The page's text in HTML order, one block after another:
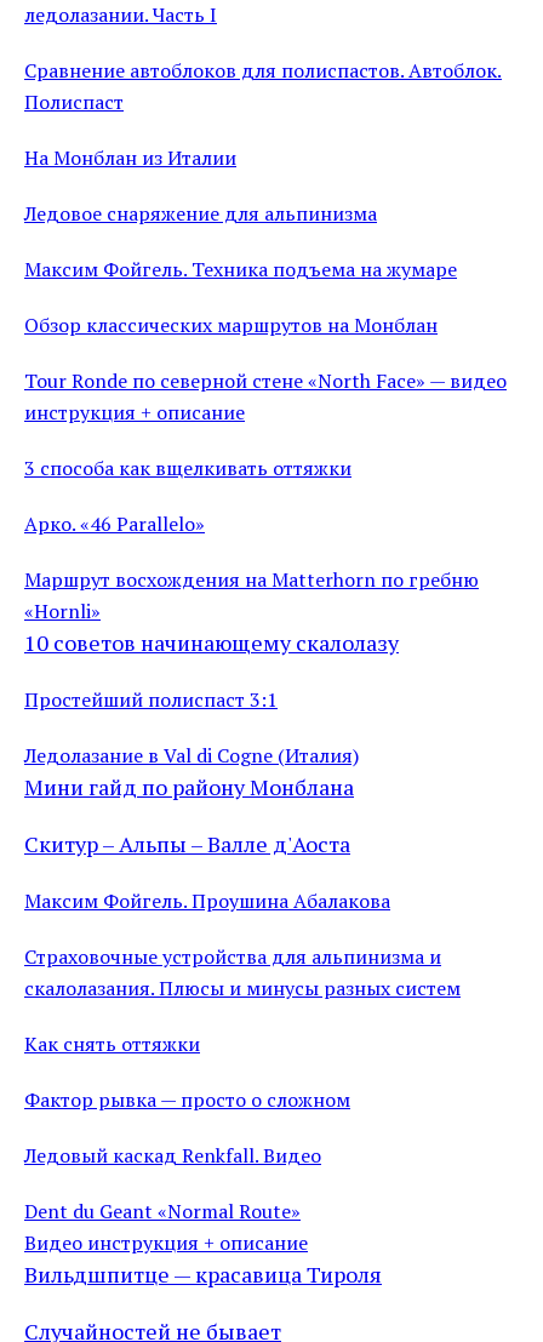
ледолазании. Часть I
Сравнение автоблоков для полиспастов. Автоблок.
Полиспаст
На Монблан из Италии
Ледовое снаряжение для альпинизма
Максим Фойгель. Техника подъема на жумаре
Обзор классических маршрутов на Монблан
Tour Ronde по северной стене «North Face» — видео
инструкция + описание
3 способа как вщелкивать оттяжки
Арко. «46 Parallelo»
Маршрут восхождения на Matterhorn по гребню
«Hornli»
10 советов начинающему скалолазу
Простейший полиспаст 3:1
Ледолазание в Val di Cogne (Италия)
Мини гайд по району Монблана
Скитур – Альпы – Валле д'Аоста
Максим Фойгель. Проушина Абалакова
Страховочные устройства для альпинизма и
скалолазания. Плюсы и минусы разных систем
Как снять оттяжки
Фактор рывка — просто о сложном
Ледовый каскад Renkfall. Видео
Dent du Geant «Normal Route»
Видео инструкция + описание
Вильдшпитце — красавица Тироля
Случайностей не бывает